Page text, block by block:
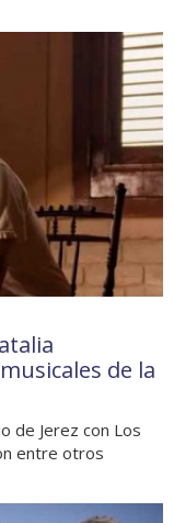
de la
de Jerez con Los
entre otros